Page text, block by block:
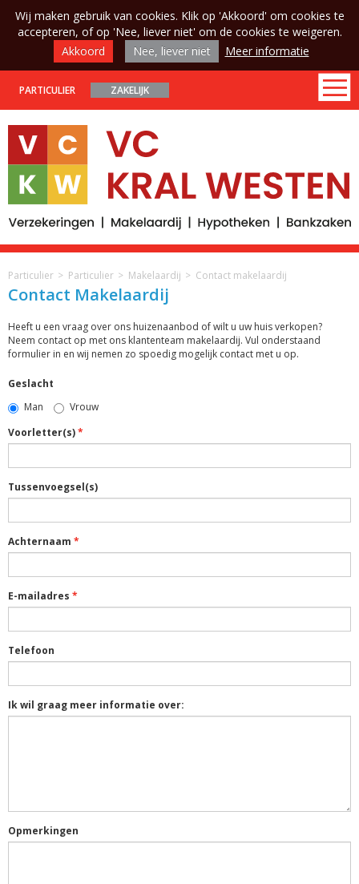
Wij maken gebruik van cookies. Klik op 'Akkoord' om cookies te
accepteren, of op 'Nee, liever niet' om de cookies te weigeren.
Akkoord
Nee, liever niet Meer informatie
PARTICULIER ZAKELIJK
Particulier Particulier Makelaardij Contact makelaardij
Contact Makelaardij
Heeft u een vraag over ons huizenaanbod of wilt u uw huis verkopen?
Neem contact op met ons klantenteam makelaardij. Vul onderstaand
formulier in en wij nemen zo spoedig mogelijk contact met u op.
Geslacht
Man
Vrouw
Voorletter(s)
Tussenvoegsel(s)
Achternaam
E-mailadres
Telefoon
Ik wil graag meer informatie over:
Opmerkingen